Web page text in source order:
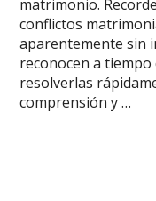
matrimonio.
conflictos
aparentemente sin
reconocen a
resolverlas
comprensión y …